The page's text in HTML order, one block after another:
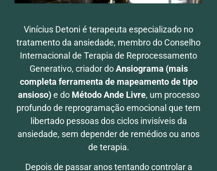
Vinícius Detoni é terapeuta especializado no
tratamento da ansiedade, membro do Conselho
Internacional de Terapia de Reprocessamento
Generativo, criador doAnsiograma (mais
completa ferramenta de mapeamento de tipo
ansioso)e do Método Ande Livre, um processo
profundo de reprogramação emocional que tem
libertado pessoas dos ciclos invisíveis da
ansiedade, sem depender de remédios ou anos
de terapia.
Depois de passar anos tentando controlar a